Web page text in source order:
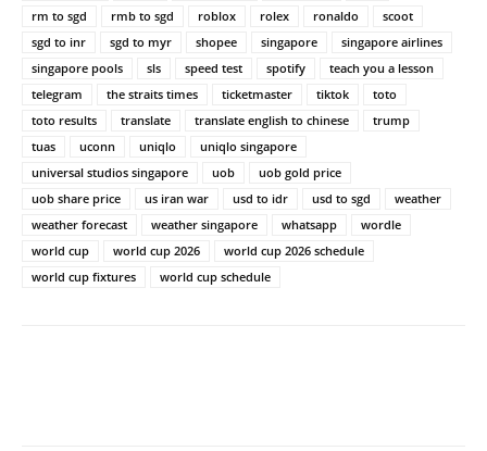
rm to sgd
rmb to sgd roblox rolex ronaldo
scoot
sgd to inr
sgd to myr shopee singapore
singapore airlines
singapore pools
sls speed test spotify
teach you a lesson
telegram
the straits times ticketmaster tiktok
toto
toto results
translate translate english to chinese
trump
tuas
uconn uniqlo
uniqlo singapore
universal studios singapore
uob
uob gold price
uob share price
us iran war usd to idr usd to sgd
weather
weather forecast
weather singapore whatsapp
wordle
world cup
world cup 2026
world cup 2026 schedule
world cup fixtures
world cup schedule